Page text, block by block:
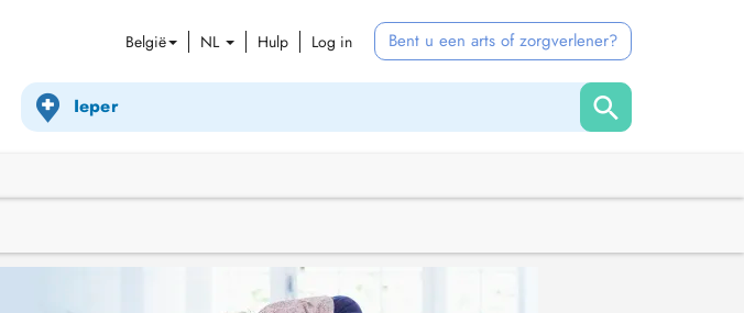
België NL Hulp Log in Bent u een arts of zorgverlener?